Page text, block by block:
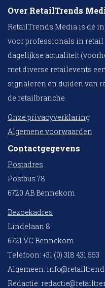
Over RetailTrends
RetailTrends Media is dé
voor professionals in retail
dagelijkse actualiteit
met diverse retailevents
signaleren en duiden van
de retailbranche.
Onze privacyverklaring
Algemene voorwaarden
Contactgegevens
Postadres
Postbus 78
6720 AB Bennekom
Bezoekadres
Lindelaan 8
6721 VC Bennekom
Telefoon: +31 (0) 318 431 553
Algemeen:
Redactie: